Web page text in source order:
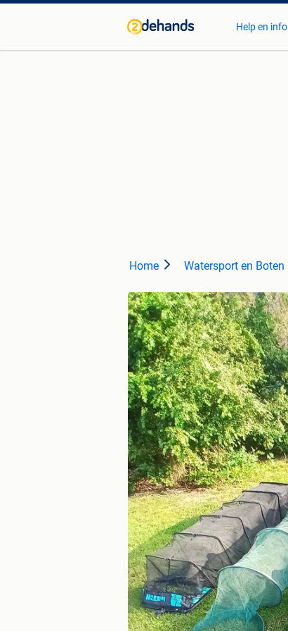
Help en info
Home Watersport en Boten